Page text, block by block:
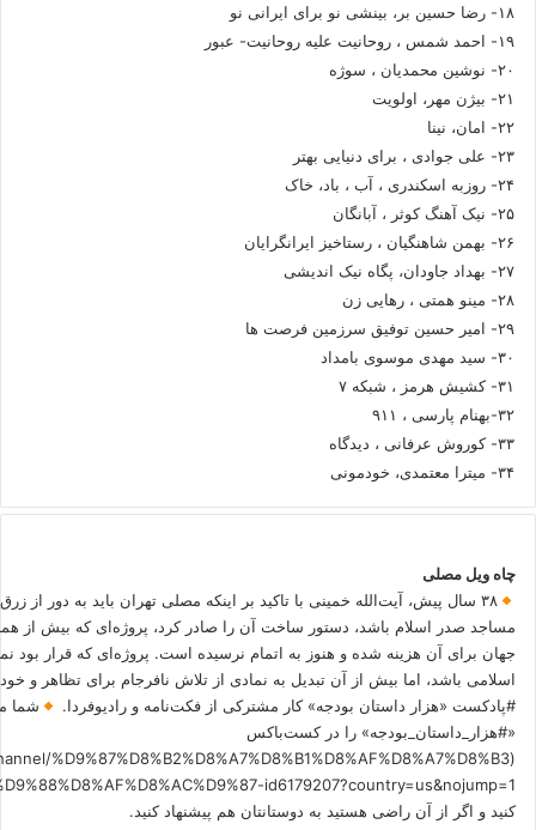
۱۸- رضا حسین بر، بینشی نو برای ایرانی نو
۱۹- احمد شمس ، روحانیت علیه روحانیت- عبور
۲۰- نوشین محمدیان ، سوژه
۲۱- بیژن مهر، اولویت
۲۲- امان، نینا
۲۳- علی جوادی ، برای دنیایی بهتر
۲۴- روزبه اسکندری ، آب ، باد، خاک
۲۵- نیک آهنگ کوثر ، آبانگان
۲۶- بهمن شاهنگیان ، رستاخیز ایرانگرایان
۲۷- بهداد جاودان، پگاه نیک اندیشی
۲۸- مینو همتی ، رهایی زن
۲۹- امیر حسین توفیق سرزمین فرصت ها
۳۰- سید مهدی موسوی بامداد
۳۱- کشیش هرمز ، شبکه ۷
۳۲-بهنام پارسی ، ۹۱۱
۳۳- کوروش عرفانی ، دیدگاه
۳۴- میترا معتمدی، خودمونی
چاه ویل مصلی
۳۸ سال پیش، آیت‌الله خمینی با تاکید بر اینکه مصلی تهران باید به دور از
مساجد صدر اسلام باشد، دستور ساخت آن را صادر کرد، پروژه‌ای که بیش از
جهان برای آن هزینه شده و هنوز به اتمام نرسیده است. پروژه‌ای که قرار بود
اسلامی باشد، اما بیش از آن تبدیل به نمادی از تلاش نافرجام برای تظاهر و
#پادکست «هزار داستان بودجه» کار مشترکی از فکت‌نامه و رادیوفردا.
شما
«#هزار_داستان_بودجه» را در کست‌باکس
%D9%87%D8%B2%D8%A7%D8%B1%D8%AF%D8%A7%D8%B3
کنید و اگر از آن راضی هستید به دوستانتان هم پیشنهاد کنید.